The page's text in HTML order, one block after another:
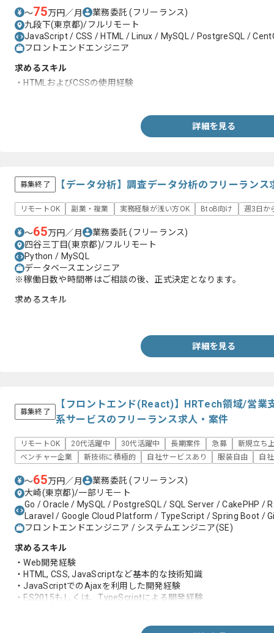
〜75万円／月 業務委託(フリーランス)
九段下(東京都)/フルリモート
JavaScript / CSS / HTML / Linux / MySQL / PostgreSQL /
フロントエンドエンジニア
求めるスキル
・HTMLおよびCSSの使用経験
詳細を見る
募集終了 【データ分析】調査データ分析のフリーランス
リモートOK 副業・複業 実務経験が浅い方OK BtoB向け 週3日か
〜65万円／月 業務委託(フリーランス)
四谷三丁目(東京都)/フルリモート
Python / MySQL
データベースエンジニア
※稼働日数や時間帯はご相談の後、正式決定となります。
求めるスキル
詳細を見る
募集終了
【フロントエンド(React)】HRTech領域/営業
系サービスのフリーランス求人・案件
リモートOK 20代活躍中 30代活躍中 長期案件 急募
新規立ち
ベンチャー企業
新技術に積極的 自社サービスあり 服装自由 自
〜65万円／月 業務委託(フリーランス)
大崎(東京都)/一部リモート
Go / Oracle / MySQL / PostgreSQL / SQL Server / CakePHP /
Laravel / Google Cloud Platform / TypeScript / Spring Boot /
フロントエンドエンジニア / システムエンジニア(SE)
求めるスキル
・Web開発経験
・HTML, CSS, JavaScriptなど基本的な技術知識
・JavaScriptでのAjaxを利用した開発経験
・ES2015もしくは、TypeScriptによる開発経験